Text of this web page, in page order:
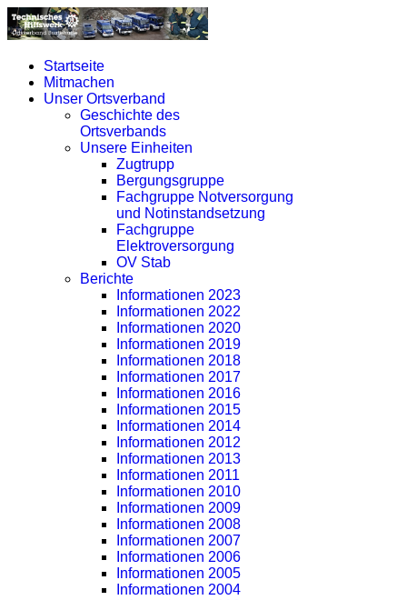
Startseite
Mitmachen
Unser Ortsverband
Geschichte des
Ortsverbands
Unsere Einheiten
Zugtrupp
Bergungsgruppe
Fachgruppe Notversorgung
und Notinstandsetzung
Fachgruppe
Elektroversorgung
OV Stab
Berichte
Informationen 2023
Informationen 2022
Informationen 2020
Informationen 2019
Informationen 2018
Informationen 2017
Informationen 2016
Informationen 2015
Informationen 2014
Informationen 2012
Informationen 2013
Informationen 2011
Informationen 2010
Informationen 2009
Informationen 2008
Informationen 2007
Informationen 2006
Informationen 2005
Informationen 2004